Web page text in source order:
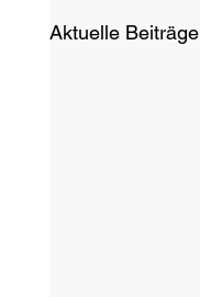
Aktuelle Beiträge